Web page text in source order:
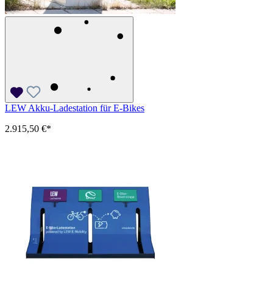
LEW Akku-Ladestation für E-Bikes
2.915,50 €*